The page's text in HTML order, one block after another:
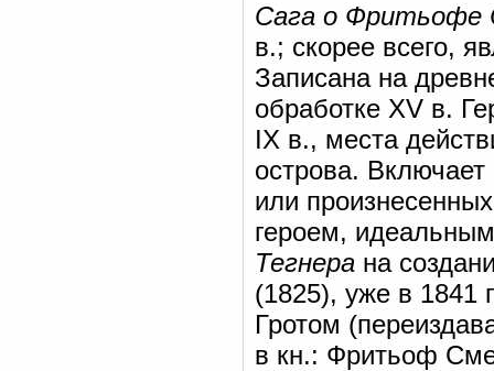
Сага о Фритьофе
в.; скорее всего,
Записана на
обработке XV в.
IX в., места
острова.
или
героем,
Тегнера на
(1825), уже в 1841
Гротом
в кн.: Фритьоф